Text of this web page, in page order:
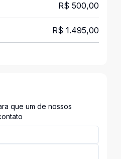
R$ 500,00
R$ 1.495,00
que um de nossos